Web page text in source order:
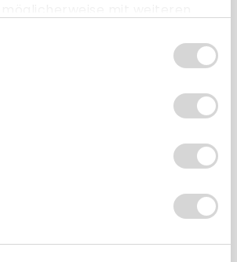
sie im Rahmen Ihrer Nutzung
haben.